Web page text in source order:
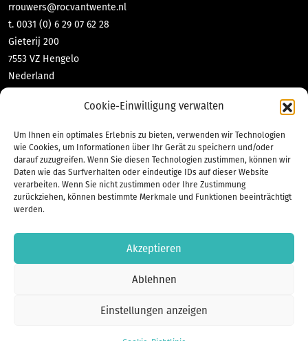
Cookie-Einwilligung verwalten
Um Ihnen ein optimales Erlebnis zu bieten, verwenden wir Technologien
wie Cookies, um Informationen über Ihr Gerät zu speichern und/oder
darauf zuzugreifen. Wenn Sie diesen Technologien zustimmen, können wir
Daten wie das Surfverhalten oder eindeutige IDs auf dieser Website
verarbeiten. Wenn Sie nicht zustimmen oder Ihre Zustimmung
zurückziehen, können bestimmte Merkmale und Funktionen beeinträchtigt
werden.
Akzeptieren
Ablehnen
Einstellungen anzeigen
rrouwers@rocvantwente.nl
t. 0031 (0) 6 29 07 62 28
Gieterij 200
7553 VZ Hengelo
Nederland
t. 0049 (0) 2551 70 471 10
Bahnhofstraße 35
48565 Steinfurt
Deutschland